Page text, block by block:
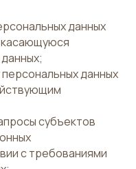
данных
данных
субъектов
с требованиями